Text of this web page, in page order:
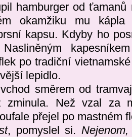
hamburger od
okamžiku mu
kapsu. Kdyby ho
po tradiční
lepidlo.
směrem od
zminula. Než vzal za
přejel po mastném
, pomyslel si.